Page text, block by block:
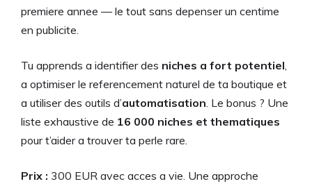
premiere annee — le tout sans depenser un centime
en publicite.
Tu apprends a identifier des niches a fort potentiel
a optimiser le referencement naturel de ta boutique et
a utiliser des outils d’automatisation . Le bonus ? Une
liste exhaustive de 16 000 niches et thematiques
pour t’aider a trouver ta perle rare.
Prix : 300 EUR avec acces a vie. Une approche